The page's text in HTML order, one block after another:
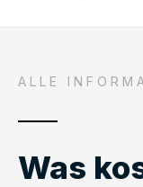
ALLE
Was